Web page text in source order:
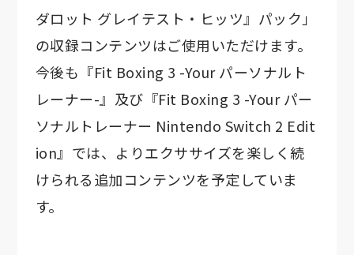
ダロット グレイテスト・ヒッツ』パック」
の収録コンテンツはご使用いただけます。
今後も『Fit Boxing 3 -Your パーソナルト
レーナー-』及び『Fit Boxing 3 -Your パー
ソナルトレーナー Nintendo Switch 2 Edit
ion』では、よりエクササイズを楽しく続
けられる追加コンテンツを予定していま
す。